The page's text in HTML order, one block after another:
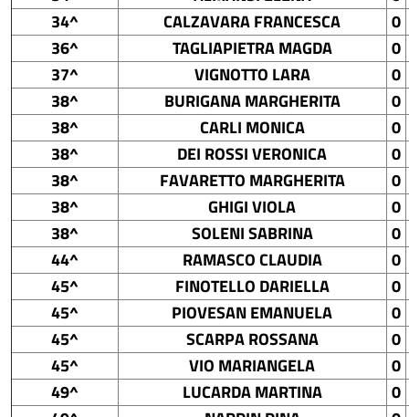
34^
CALZAVARA FRANCESCA
0
36^
TAGLIAPIETRA MAGDA
0
37^
VIGNOTTO LARA
0
38^
BURIGANA MARGHERITA
0
38^
CARLI MONICA
0
38^
DEI ROSSI VERONICA
0
38^
FAVARETTO MARGHERITA
0
38^
GHIGI VIOLA
0
38^
SOLENI SABRINA
0
44^
RAMASCO CLAUDIA
0
45^
FINOTELLO DARIELLA
0
45^
PIOVESAN EMANUELA
0
45^
SCARPA ROSSANA
0
45^
VIO MARIANGELA
0
49^
LUCARDA MARTINA
0